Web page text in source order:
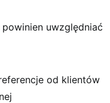
uwzględniać
od klientów